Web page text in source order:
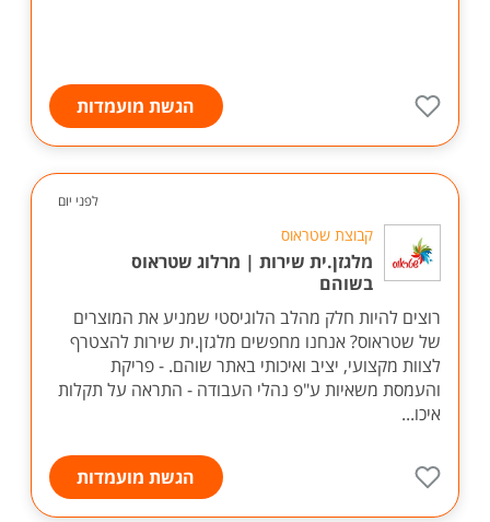
הגשת מועמדות
לפני יום
קבוצת שטראוס
מלגזן.ית שירות | מרלוג שטראוס
בשוהם
רוצים להיות חלק מהלב הלוגיסטי שמניע את המוצרים
של שטראוס? אנחנו מחפשים מלגזן.ית שירות להצטרף
לצוות מקצועי, יציב ואיכותי באתר שוהם. - פריקת
והעמסת משאיות ע"פ נהלי העבודה - התראה על תקלות
איכו...
הגשת מועמדות